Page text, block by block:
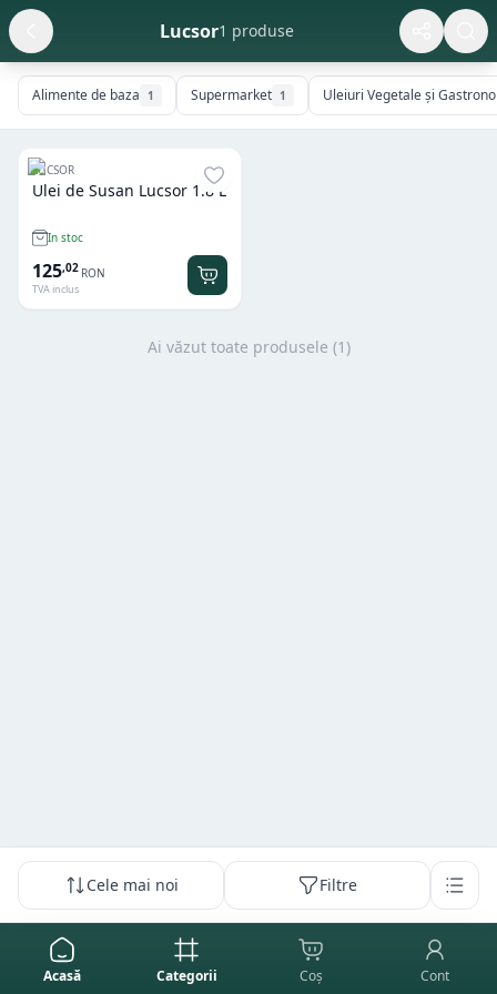
Lucsor1 produse
Alimente de baza 1 Supermarket 1 Uleiuri Vegetale și
LUCSOR
Ulei de Susan Lucsor 1.8 L
In stoc
125,02 RON
TVA inclus
Ai văzut toate produsele (1)
Cele mai noi Filtre
Acasă Categorii Coș Cont